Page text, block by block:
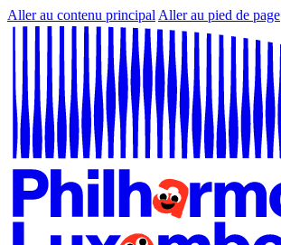
Aller au contenu principal Aller au pied de page